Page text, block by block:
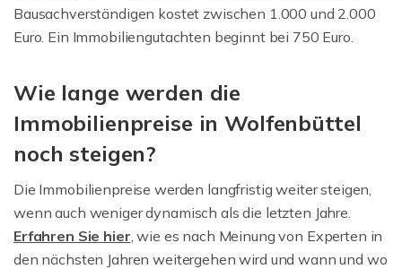
Bausachverständigen kostet zwischen 1.000 und 2.000
Euro. Ein Immobiliengutachten beginnt bei 750 Euro.
Wie lange werden die
Immobilienpreise in Wolfenbüttel
noch steigen?
Die Immobilienpreise werden langfristig weiter steigen,
wenn auch weniger dynamisch als die letzten Jahre.
Erfahren Sie hier wie es nach Meinung von Experten in
den nächsten Jahren weitergehen wird und wann und wo